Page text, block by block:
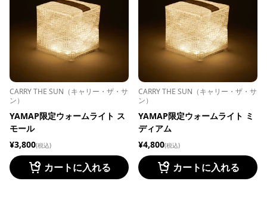
CARRY THE SUN（キャリー・ザ・サ
ン）
YAMAP限定ウォームライト ス
モール
¥3,800(税込)
カートに入れる
CARRY THE SUN（キャリー・ザ・サ
ン）
YAMAP限定ウォームライト ミ
ディアム
¥4,800(税込)
カートに入れる